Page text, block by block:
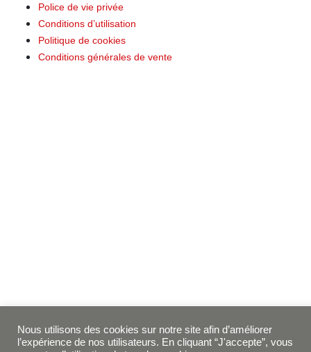
Police de vie privée
Conditions d’utilisation
Politique de cookies
Conditions générales de vente
Nous utilisons des cookies sur notre site afin d’améliorer
l’expérience de nos utilisateurs. En cliquant “J'accepte”, vous